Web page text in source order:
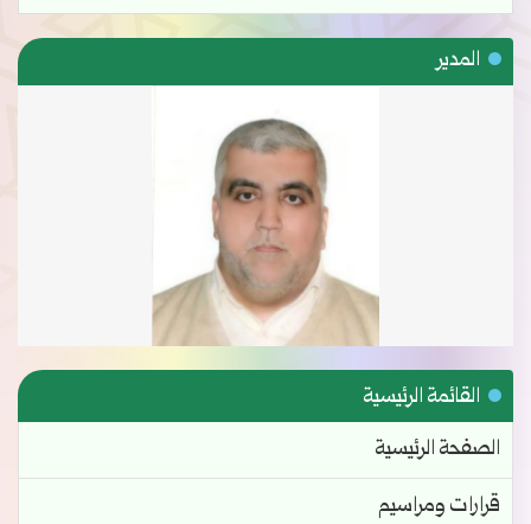
المدير
القائمة الرئيسية
الصفحة الرئيسية
قرارات ومراسيم